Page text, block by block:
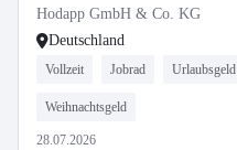
Hodapp GmbH & Co. KG
Deutschland
Vollzeit Jobrad Urlaubsgeld
Weihnachtsgeld
28.07.2026